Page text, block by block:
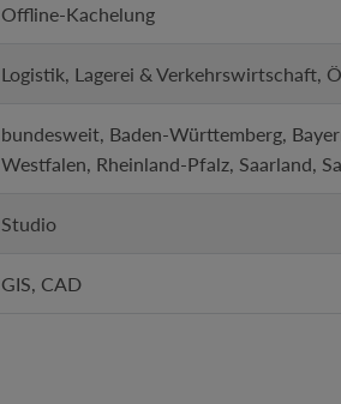
Offline-Kachelung
Logistik, Lagerei & Verkehrswirtschaft,
bundesweit, Baden-Württemberg,
Westfalen, Rheinland-Pfalz, Saarland,
Studio
GIS, CAD